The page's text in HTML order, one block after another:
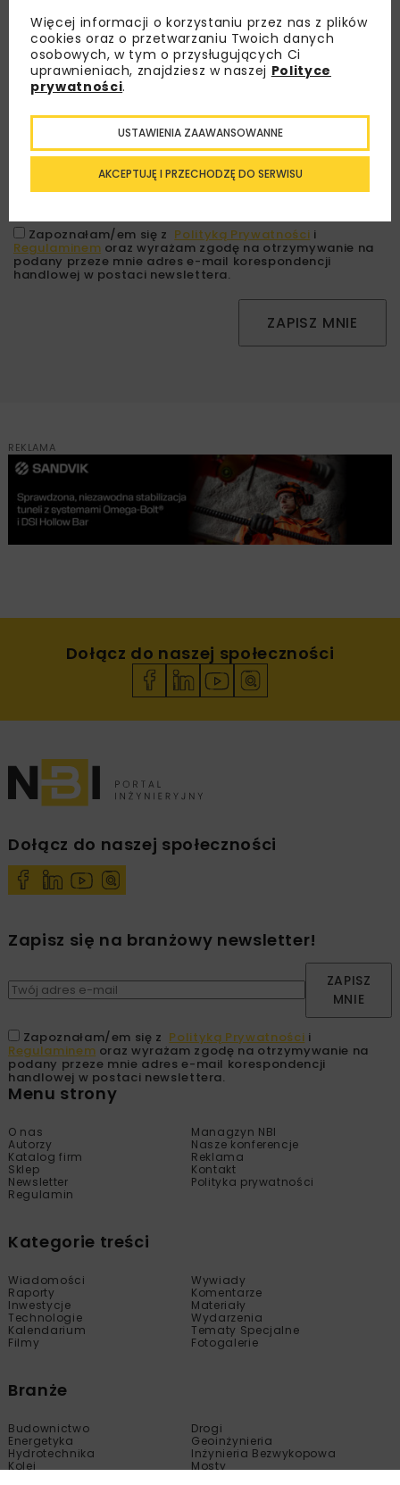
Lubisz wiedzieć więcej?
Zapisz się do newslettera aby otrzymywać od
zaproszenia na wydarzenia, atrakcyjne oferty i
dedykowane akcje specjalne.
Zapoznałam/em się z Polityką Prywatności i
Regulaminem oraz wyrażam zgodę na otrzymywanie na
podany przeze mnie adres e-mail korespondencji
handlowej w postaci newslettera.
ZAPISZ MNIE
REKLAMA
Dołącz do naszej społeczności
Dołącz do naszej społeczności
Zapisz się na branżowy newsletter!
ZAPISZ
MNIE
Zapoznałam/em się z Polityką Prywatności i
Regulaminem oraz wyrażam zgodę na otrzymywanie na
podany przeze mnie adres e-mail korespondencji
handlowej w postaci newslettera.
Menu strony
O nas
Managzyn NBI
Autorzy
Nasze konferencje
Katalog firm
Reklama
Sklep
Kontakt
Newsletter
Polityka prywatności
Regulamin
Kategorie treści
Wiadomości
Wywiady
Raporty
Komentarze
Inwestycje
Materiały
Technologie
Wydarzenia
Kalendarium
Tematy Specjalne
Filmy
Fotogalerie
Branże
Budownictwo
Drogi
Energetyka
Geoinżynieria
Hydrotechnika
Inżynieria Bezwykopowa
Kolej
Mosty
Więcej informacji o korzystaniu przez nas z plików
cookies oraz o przetwarzaniu Twoich danych
osobowych, w tym o przysługujących Ci
uprawnieniach, znajdziesz w naszej Polityce
prywatności.
AKCEPTUJĘ I PRZECHODZĘ DO SERWISU
USTAWIENIA ZAAWANSOWANNE